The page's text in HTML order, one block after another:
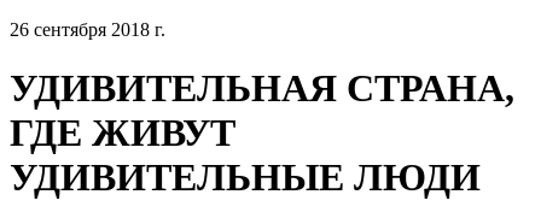
26 сентября 2018 г.
УДИВИТЕЛЬНАЯ СТРАНА,
ГДЕ ЖИВУТ
УДИВИТЕЛЬНЫЕ ЛЮДИ